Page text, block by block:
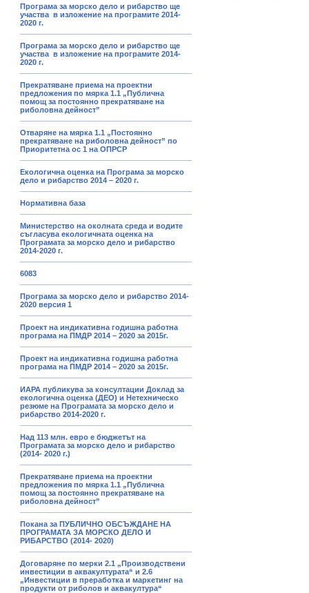
Програма за морско дело и рибарство ще
участва в изложение на програмите 2014-
2020 г.
Програма за морско дело и рибарство ще
участва в изложение на програмите 2014-
2020 г.
Прекратяване приема на проектни
предложения по мярка 1.1 „Публична
помощ за постоянно прекратяване на
риболовна дейност”
Отваряне на мярка 1.1 „Постоянно
прекратяване на риболовна дейност” по
Приоритетна ос 1 на ОПРСР
Екологична оценка на Програма за морско
дело и рибарство 2014 – 2020 г.
Нормативна база
Министерство на околната среда и водите
съгласува екологичната оценка на
Програмата за морско дело и рибарство
2014-2020 г.
6083
Програма за морско дело и рибарство 2014-
2020 версия 1
Проект на индикативна годишна работна
програма на ПМДР 2014 – 2020 за 2015г.
Проект на индикативна годишна работна
програма на ПМДР 2014 – 2020 за 2015г.
ИАРА публикува за консултации Доклад за
екологична оценка (ДЕО) и Нетехническо
резюме на Програмата за морско дело и
рибарство 2014-2020 г.
Над 113 млн. евро е бюджетът на
Програмата за морско дело и рибарство
(2014- 2020 г.)
Прекратяване приема на проектни
предложения по мярка 1.1 „Публична
помощ за постоянно прекратяване на
риболовна дейност”
Покана за ПУБЛИЧНО ОБСЪЖДАНЕ НА
ПРОГРАМАТА ЗА МОРСКО ДЕЛО И
РИБАРСТВО (2014- 2020)
Договаряне по мерки 2.1 „Производствени
инвестиции в аквакултурата“ и 2.6
„Инвестиции в преработка и маркетинг на
продукти от риболов и аквакултура“